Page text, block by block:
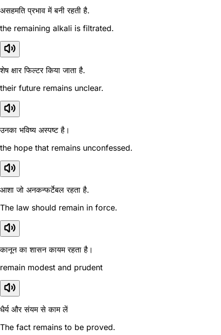
असहमति प्रभाव में बनी रहती है.
the remaining alkali is filtrated.
शेष क्षार फिल्टर किया जाता है.
their future remains unclear.
उनका भविष्य अस्पष्ट है।
the hope that remains unconfessed.
आशा जो अनकन्फर्टेबल रहता है.
The law should remain in force.
कानून का शासन कायम रहता है।
remain modest and prudent
धैर्य और संयम से काम लें
The fact remains to be proved.